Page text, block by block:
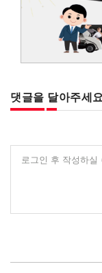
댓글을 달아주세요
로그인 후 작성하실